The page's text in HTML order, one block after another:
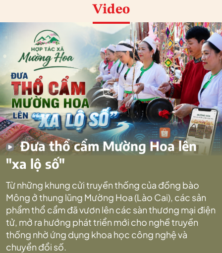
Video
Đưa thổ cẩm Mường Hoa lên
"xa lộ số"
Từ những khung cửi truyền thống của đồng bào
Mông ở thung lũng Mường Hoa (Lào Cai), các sản
phẩm thổ cẩm đã vươn lên các sàn thương mại điện
tử, mở ra hướng phát triển mới cho nghề truyền
thống nhờ ứng dụng khoa học công nghệ và
chuyển đổi số.